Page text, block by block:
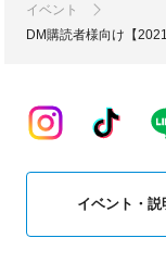
イベント
DM購読者様向け【
イベント・説